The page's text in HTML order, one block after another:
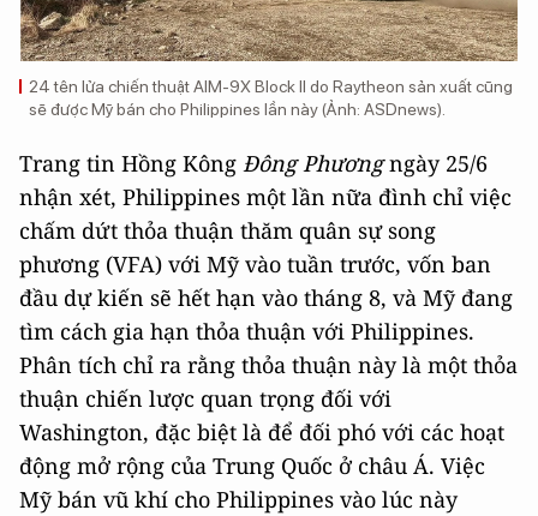
24 tên lửa chiến thuật AIM-9X Block II do Raytheon sản xuất cũng
sẽ được Mỹ bán cho Philippines lần này (Ảnh: ASDnews).
Trang tin Hồng Kông Đông Phươngngày 25/6
nhận xét, Philippines một lần nữa đình chỉ việc
chấm dứt thỏa thuận thăm quân sự song
phương (VFA) với Mỹ vào tuần trước, vốn ban
đầu dự kiến ​​sẽ hết hạn vào tháng 8, và Mỹ đang
tìm cách gia hạn thỏa thuận với Philippines.
Phân tích chỉ ra rằng thỏa thuận này là một thỏa
thuận chiến lược quan trọng đối với
Washington, đặc biệt là để đối phó với các hoạt
động mở rộng của Trung Quốc ở châu Á. Việc
Mỹ bán vũ khí cho Philippines vào lúc này